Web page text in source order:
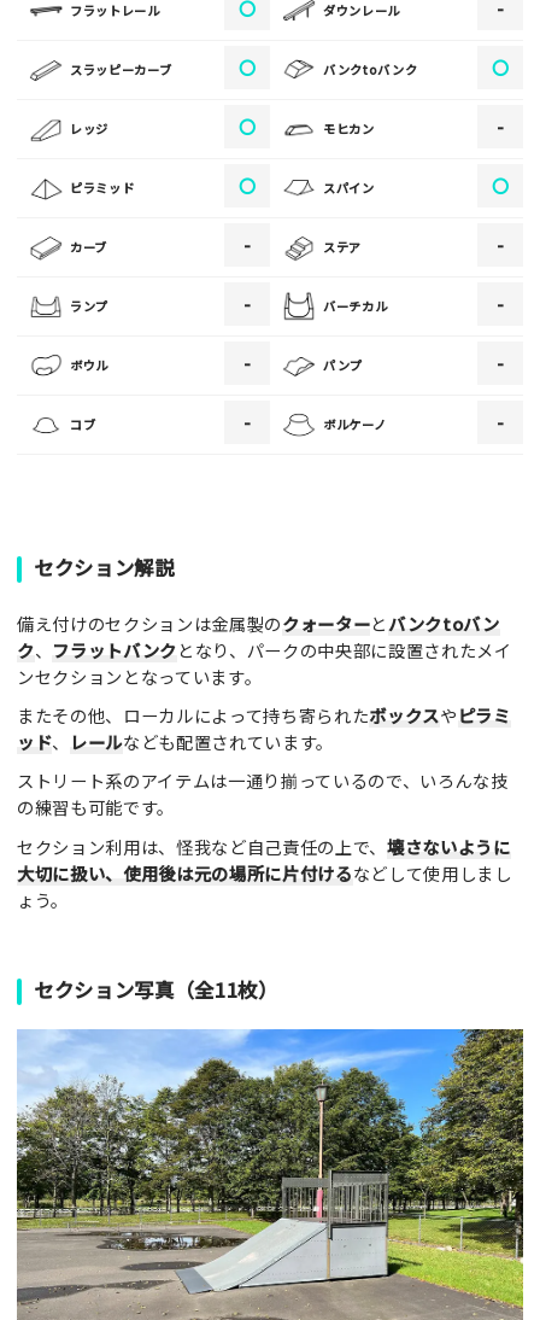
写真
[text photo3alt placeholder "写真の解説※任意]
ご注意事項
・人物の顔が写っている場合はモザイク処理を行います。
・画像の規定サイズは横幅640px以上となります。
フラットレール 〇 ダウンレール -
スラッピーカーブ 〇 バンクtoバンク 〇
レッジ 〇 モヒカン -
ピラミッド 〇 スパイン 〇
カーブ - ステア -
ランプ - バーチカル -
ボウル - パンプ -
コブ - ボルケーノ -
セクション解説
備え付けのセクションは金属製のクォーターとバンクtoバン
ク、 フラットバンクとなり、パークの中央部に設置されたメイ
ンセクションとなっています。
またその他、ローカルによって持ち寄られたボックスやピラミ
ッド、 レールなども配置されています。
ストリート系のアイテムは一通り揃っているので、いろんな技
の練習も可能です。
セクション利用は、怪我など自己責任の上で、壊さないように
大切に扱い、使用後は元の場所に片付けるなどして使用しまし
ょう。
セクション写真（全11枚）